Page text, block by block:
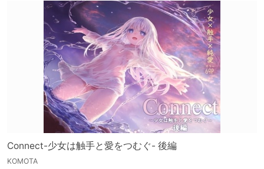
Connect-少女は触手と愛をつむぐ- 後編
KOMOTA